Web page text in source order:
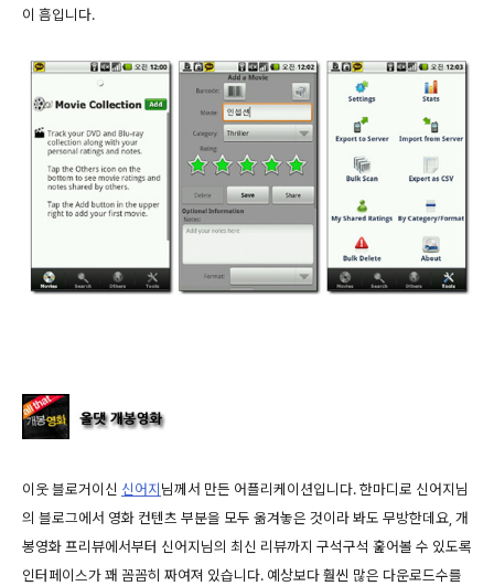
이 흠입니다.
이웃 블로거이신 신어지님께서 만든 어플리케이션입니다. 한마디로 신어지님
의 블로그에서 영화 컨텐츠 부분을 모두 옮겨놓은 것이라 봐도 무방한데요, 개
봉영화 프리뷰에서부터 신어지님의 최신 리뷰까지 구석구석 훑어볼 수 있도록
인터페이스가 꽤 꼼꼼히 짜여져 있습니다. 예상보다 훨씬 많은 다운로드수를